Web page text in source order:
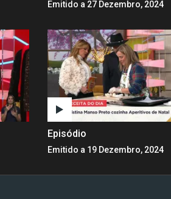
Emitido a 27 Dezembro, 2024
Episódio
Emitido a 19 Dezembro, 2024